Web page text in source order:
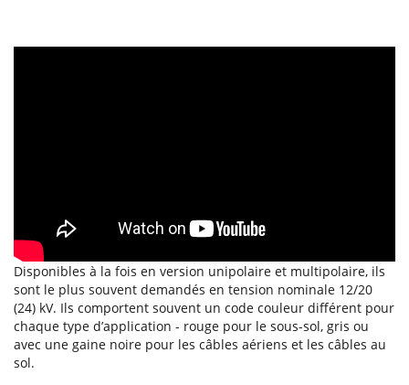
Disponibles à la fois en version unipolaire et multipolaire, ils
sont le plus souvent demandés en tension nominale 12/20
(24) kV. Ils comportent souvent un code couleur différent pour
chaque type d’application - rouge pour le sous-sol, gris ou
avec une gaine noire pour les câbles aériens et les câbles au
sol.